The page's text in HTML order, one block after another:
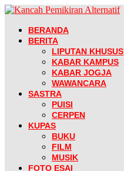
BERANDA
BERITA
LIPUTAN KHUSUS
KABAR KAMPUS
KABAR JOGJA
WAWANCARA
SASTRA
PUISI
CERPEN
KUPAS
BUKU
FILM
MUSIK
FOTO ESAI